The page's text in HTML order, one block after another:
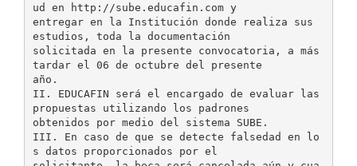
ud en http://sube.educafin.com y
entregar en la Institución donde realiza sus
estudios, toda la documentación
solicitada en la presente convocatoria, a más
tardar el 06 de octubre del presente
año.
II. EDUCAFIN será el encargado de evaluar las
propuestas utilizando los padrones
obtenidos por medio del sistema SUBE.
III. En caso de que se detecte falsedad en lo
s datos proporcionados por el